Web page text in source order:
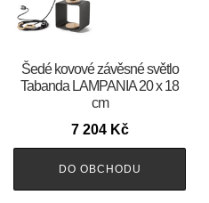
Šedé kovové závěsné světlo
Tabanda LAMPANIA 20 x 18
cm
7 204 Kč
DO OBCHODU